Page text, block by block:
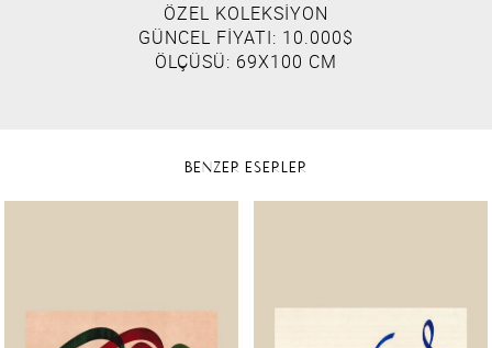
ÖZEL KOLEKSİYON
GÜNCEL FİYATI: 10.000$
ÖLÇÜSÜ: 69X100 CM
BENZER ESERLER